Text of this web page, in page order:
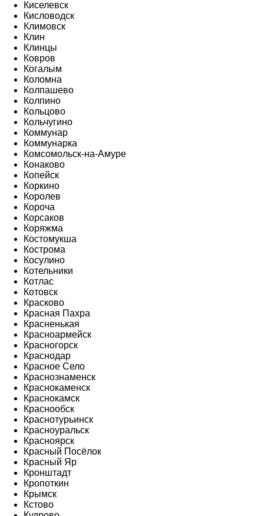
Киселевск
Кисловодск
Климовск
Клин
Клинцы
Ковров
Когалым
Коломна
Колпашево
Колпино
Кольцово
Кольчугино
Коммунар
Коммунарка
Комсомольск-на-Амуре
Конаково
Копейск
Коркино
Королев
Короча
Корсаков
Коряжма
Костомукша
Кострома
Косулино
Котельники
Котлас
Котовск
Красково
Красная Пахра
Красненькая
Красноармейск
Красногорск
Краснодар
Красное Село
Краснознаменск
Краснокаменск
Краснокамск
Краснообск
Краснотурьинск
Красноуральск
Красноярск
Красный Посёлок
Красный Яр
Кронштадт
Кропоткин
Крымск
Кстово